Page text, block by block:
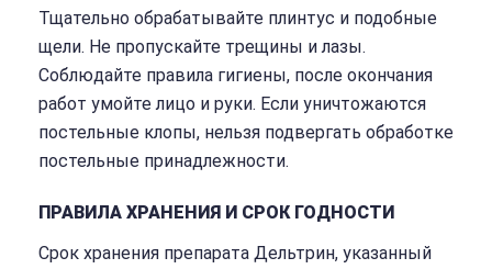
Тщательно обрабатывайте плинтус и подобные
щели. Не пропускайте трещины и лазы.
Соблюдайте правила гигиены, после окончания
работ умойте лицо и руки. Если уничтожаются
постельные клопы, нельзя подвергать обработке
постельные принадлежности.
ПРАВИЛА ХРАНЕНИЯ И СРОК ГОДНОСТИ
Срок хранения препарата Дельтрин, указанный